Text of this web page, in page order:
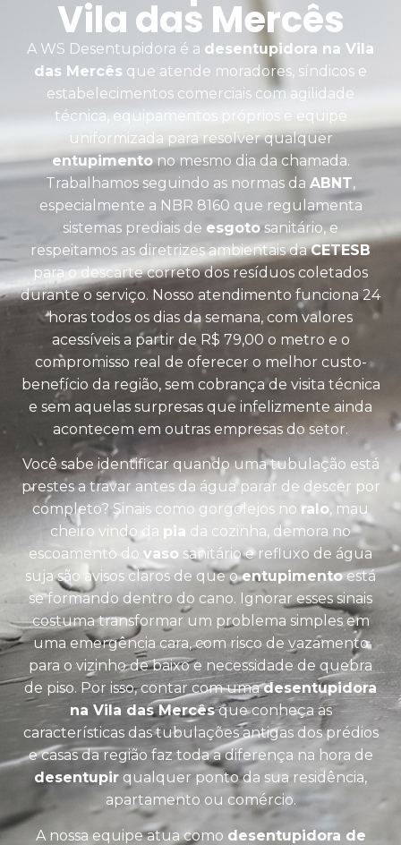
Vila das Mercês
A WS Desentupidora é a desentupidora na Vila
das Mercês que atende moradores, síndicos e
estabelecimentos comerciais com agilidade
técnica, equipamentos próprios e equipe
uniformizada para resolver qualquer
entupimentono mesmo dia da chamada.
Trabalhamos seguindo as normas da ABNT,
especialmente a NBR 8160 que regulamenta
sistemas prediais de esgotosanitário, e
respeitamos as diretrizes ambientais daCETESB
para o descarte correto dos resíduos coletados
durante o serviço. Nosso atendimento funciona 24
horas todos os dias da semana, com valores
acessíveis a partir de R$ 79,00 o metro e o
compromisso real de oferecer o melhor custo-
benefício da região, sem cobrança de visita técnica
e sem aquelas surpresas que infelizmente ainda
acontecem em outras empresas do setor.
Você sabe identificar quando uma tubulação está
prestes a travar antes da água parar de descer por
completo? Sinais como gorgolejos no ralo, mau
cheiro vindo da pia da cozinha, demora no
escoamento do vaso sanitário e refluxo de água
suja são avisos claros de que oentupimentoestá
se formando dentro do cano. Ignorar esses sinais
costuma transformar um problema simples em
uma emergência cara, com risco de vazamento
para o vizinho de baixo e necessidade de quebra
de piso. Por isso, contar com umadesentupidora
na Vila das Mercêsque conheça as
características das tubulações antigas dos prédios
e casas da região faz toda a diferença na hora de
desentupir qualquer ponto da sua residência,
apartamento ou comércio.
A nossa equipe atua como desentupidora de